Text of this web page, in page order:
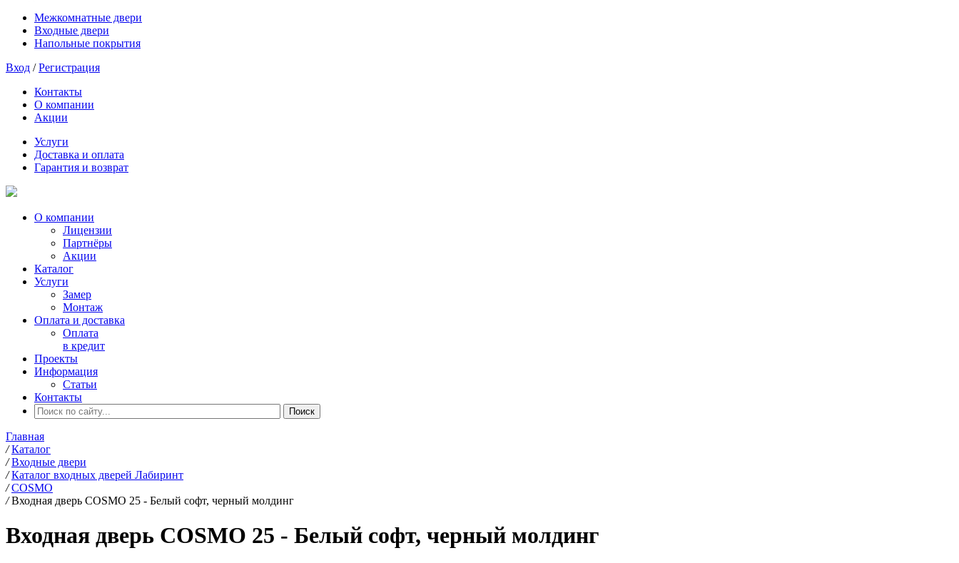
Межкомнатные двери
Входные двери
Напольные покрытия
Вход /Регистрация
Контакты
О компании
Акции
Услуги
Доставка и оплата
Гарантия и возврат
О компании
Лицензии
Партнёры
Акции
Каталог
Услуги
Замер
Монтаж
Оплата и доставка
Оплата
в кредит
Проекты
Информация
Статьи
Контакты
Главная
/ Каталог
/ Входные двери
/ Каталог входных дверей Лабиринт
/ COSMO
/ Входная дверь COSMO 25 - Белый софт, черный молдинг
Входная дверь COSMO 25 - Белый софт, черный молдинг